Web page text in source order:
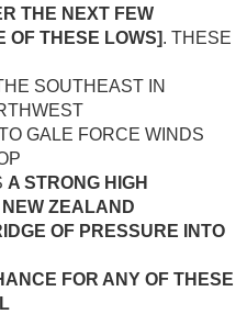
THE NEXT FEW
OF THESE LOWS]. THESE
SOUTHEAST IN
GALE FORCE WINDS
A STRONG HIGH
ZEALAND
OF PRESSURE INTO
FOR ANY OF THESE